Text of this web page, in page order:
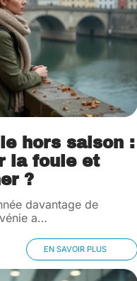
hors saison :
la foule et
?
davantage de
a…
EN SAVOIR PLUS